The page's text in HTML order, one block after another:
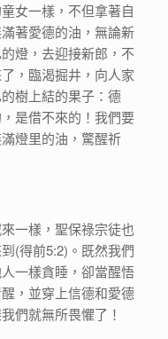
女一樣，不但拿著自
著愛德的油，無論新
燈，去迎接新郎，不
，臨渴掘井，向人家
樹上結的果子：德
是借不來的！我們要
燈里的油，驚醒祈
一樣，聖保祿宗徒也
(得前5:2)。既然我們
一樣貪睡，卻當醒悟
，並穿上信德和愛德
們就無所畏懼了！